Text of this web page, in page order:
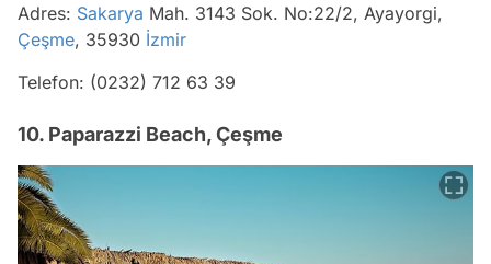
Adres: Sakarya Mah. 3143 Sok. No:22/2, Ayayorgi,
Çeşme, 35930 İzmir
Telefon: (0232) 712 63 39
10. Paparazzi Beach, Çeşme